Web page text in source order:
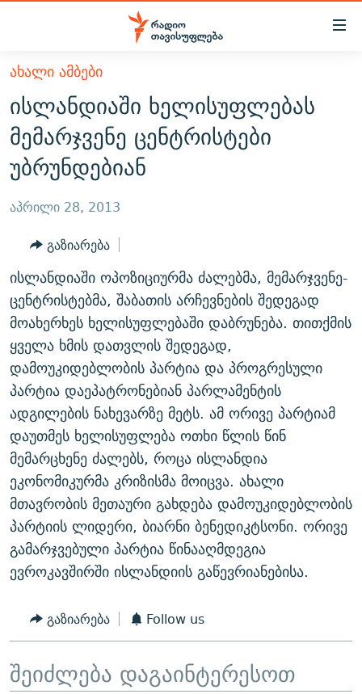
Accessibility
მთავარ
შინაარსზე
დაბრუნება
მთავარ
ნავიგაციაზე
დაბრუნება
ძიებაზე
ᲐᲮᲐᲚᲘ ᲐᲛᲑᲔᲑᲘ
ᲗᲔᲛᲔᲑᲘ
ᲞᲝᲚᲘᲢᲘᲙᲐ
ᲔᲙᲝᲜᲝᲛᲘᲙᲐ
ᲡᲐᲖᲝᲒᲐᲓᲝᲔᲑᲐ
ᲕᲘᲓᲔᲝ
ᲑᲚᲝᲒᲔᲑᲘ
ᲞᲝᲓᲙᲐᲡᲢᲔᲑᲘ
60 ᲓᲔᲪᲘᲑᲔᲚᲘ
ᲒᲐᲜᲙᲘᲗᲮᲕᲘᲡ ᲓᲦᲔ
ᲓᲘᲚᲘᲡ ᲡᲐᲣᲑᲠᲔᲑᲘ
ᲛᲝᲚᲐᲞᲐᲠᲐᲙᲔ ᲢᲔᲥᲡᲢᲔᲑᲘ
ᲨᲘᲜ - ᲣᲪᲮᲝᲔᲗᲨᲘ
ᲚᲘᲢᲔᲠᲐᲢᲣᲠᲣᲚᲘ ᲬᲐᲮᲜᲐᲒᲔᲑᲘ
ᲐᲛᲔᲠᲘᲙᲣᲚᲘ ᲛᲝᲗᲮᲠᲝᲑᲐ
ᲘᲛᲞᲔᲠᲘᲐ ᲓᲐ ᲠᲐᲓᲘᲝ
ᲤᲔᲜᲝᲕᲐᲜᲘ - 2.10
ᲗᲥᲕᲔᲜᲘ ᲞᲣᲑᲚᲘᲙᲐᲪᲘᲔᲑᲘ
ᲞᲠᲝᲔᲥᲢᲔᲑᲘ
ᲣᲙᲠᲐᲘᲜᲐᲨᲘ ᲓᲐᲦᲣᲞᲣᲚᲘ ᲥᲐᲠᲗᲕᲔᲚᲘ ᲛᲔᲑᲠᲫᲝᲚᲔᲑᲘ - 2022
ᲓᲐᲛᲝᲣᲙᲘᲓᲔᲑᲚᲝᲑᲘᲡ 100 ᲬᲔᲚᲘ
ᲩᲔᲛᲘ ᲡᲘᲙᲕᲓᲘᲚᲘᲡ ᲛᲘᲖᲔᲖᲘᲐ COVID-19
11 ᲬᲔᲚᲘ - 11 ᲐᲛᲑᲐᲕᲘ
ᲡᲐᲞᲐᲠᲚᲐᲛᲔᲜᲢᲝ ᲐᲠᲩᲔᲕᲜᲔᲑᲘᲡ ᲘᲡᲢᲝᲠᲘᲐ
ᲑᲐᲕᲨᲕᲔᲑᲘ ᲞᲠᲝᲡᲢᲘᲢᲣᲪᲘᲐᲨᲘ - ᲐᲛᲝᲣᲗᲥᲛᲔᲚᲘ ᲐᲛᲑᲐᲕᲘ
5 ᲐᲛᲑᲐᲕᲘ - 20 ᲘᲕᲜᲘᲡᲡ ᲓᲐᲨᲐᲕᲔᲑᲣᲚᲔᲑᲘ
ᲐᲒᲕᲘᲡᲢᲝᲡ ᲝᲛᲘ
ПРИВЕТ ᲙᲣᲚᲢᲣᲠᲐ
ЭХО КАВКАЗА
ᲒᲐᲛᲝᲘᲬᲔᲠᲔ
რთე/რთ-ის ყველა საიტი
ᲐᲮᲐᲚᲘ ᲐᲛᲑᲔᲑᲘ
ისლანდიაში ხელისუფლებას
მემარჯვენე ცენტრისტები
უბრუნდებიან
აპრილი 28, 2013
გაზიარება
ისლანდიაში ოპოზიციურმა ძალებმა, მემარჯვენე-
ცენტრისტებმა, შაბათის არჩევნების შედეგად
მოახერხეს ხელისუფლებაში დაბრუნება. თითქმის
ყველა ხმის დათვლის შედეგად,
დამოუკიდებლობის პარტია და პროგრესული
პარტია დაეპატრონებიან პარლამენტის
ადგილების ნახევარზე მეტს. ამ ორივე პარტიამ
დაუთმეს ხელისუფლება ოთხი წლის წინ
მემარცხენე ძალებს, როცა ისლანდია
ეკონომიკურმა კრიზისმა მოიცვა. ახალი
მთავრობის მეთაური გახდება დამოუკიდებლობის
პარტიის ლიდერი, ბიარნი ბენედიკტსონი. ორივე
გამარჯვებული პარტია წინააღმდეგია
ევროკავშირში ისლანდიის გაწევრიანებისა.
გაზიარება Follow us
შეიძლება დაგაინტერესოთ